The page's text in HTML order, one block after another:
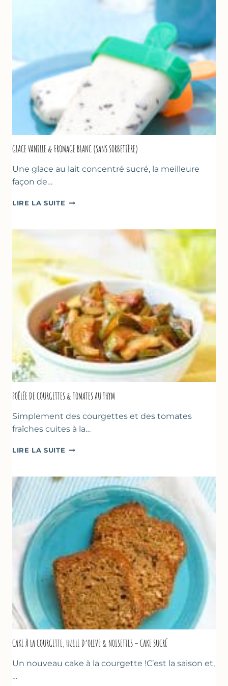
COURGETTE…
GLACE VANILLE & FROMAGE BLANC (SANS SORBETIÈRE)
Une glace au lait concentré sucré, la meilleure
façon de…
LIRE LA SUITE GLACE
POÊLÉE DE COURGETTES & TOMATES AU THYM
Simplement des courgettes et des tomates
fraîches cuites à la…
LIRE LA SUITE POÊLÉE
&
TOMATES
AU
THYM
CAKE À LA COURGETTE, HUILE D’OLIVE & NOISETTES – CAKE SUCRÉ
Un nouveau cake à la courgette !C’est la saison et,
…